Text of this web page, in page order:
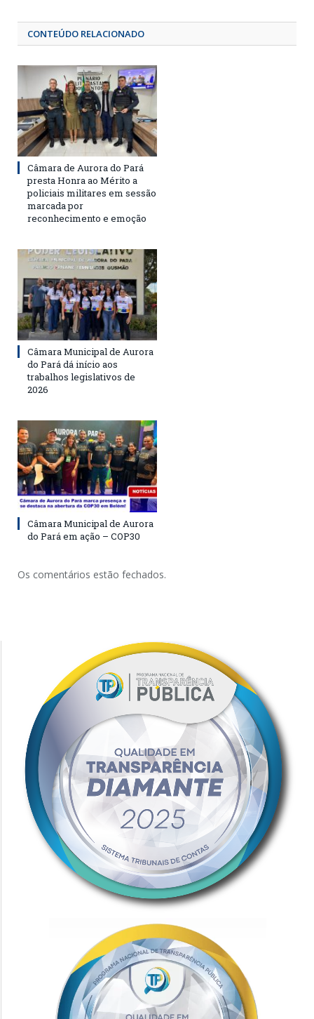
CONTEÚDO RELACIONADO
Câmara de Aurora do Pará
presta Honra ao Mérito a
policiais militares em sessão
marcada por
reconhecimento e emoção
Câmara Municipal de Aurora
do Pará dá início aos
trabalhos legislativos de
2026
Câmara Municipal de Aurora
do Pará em ação – COP30
Os comentários estão fechados.